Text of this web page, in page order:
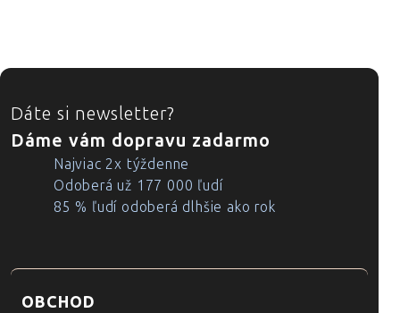
ZÁPÄTIE
Dáte si newsletter?
Dáme vám dopravu zadarmo
Najviac 2x týždenne
Odoberá už 177 000 ľudí
85 % ľudí odoberá dlhšie ako rok
OBCHOD